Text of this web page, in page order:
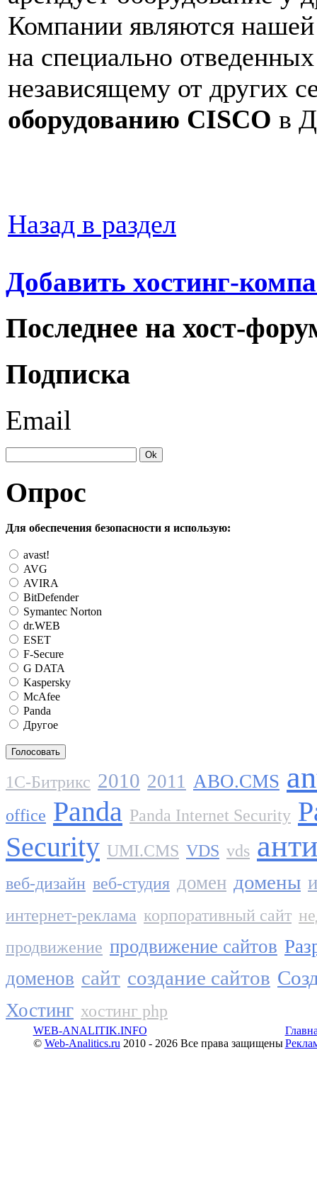
Компании являются
на специально
независящему от других
оборудованию CISCO в
Назад в раздел
Добавить хостинг-
Последнее на хост-
Подписка
Email
Опрос
Для обеспечения безопасности я использую:
avast!
AVG
AVIRA
BitDefender
Symantec Norton
dr.WEB
ESET
F-Secure
G DATA
Kaspersky
McAfee
Panda
Другое
1C-Битрикс 2010 2011 ABO.CMS
office Panda Panda Internet Security
Security UMI.CMS VDS vds
веб-дизайн веб-студия домен домены
интернет-реклама корпоративный сайт
продвижение продвижение сайтов
доменов сайт создание сайтов
Хостинг хостинг php
WEB-ANALITIK.INFO
© Web-Analitics.ru2010 - 2026 Все права защищены